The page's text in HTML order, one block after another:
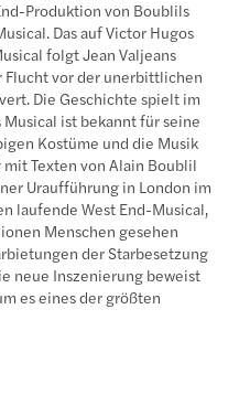
Produktion von Boublils
Das auf Victor Hugos
folgt Jean Valjeans
Flucht vor der unerbittlichen
Die Geschichte spielt im
Musical ist bekannt für seine
Kostüme und die Musik
Texten von Alain Boublil
Uraufführung in London im
laufende West End-Musical,
Menschen gesehen
der Starbesetzung
neue Inszenierung beweist
es eines der größten